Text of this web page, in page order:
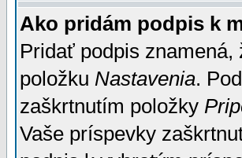
Ako pridám podpis k
Pridať podpis
položku Nastavenia.
zaškrtnutím položky
Vaše príspevky